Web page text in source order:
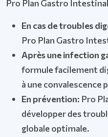
Pro Plan Gastro
En cas de troubles
Pro Plan Gastro
Après une infection
formule facilement
à une convalescence
En prévention: Pro
développer des
globale optimale.